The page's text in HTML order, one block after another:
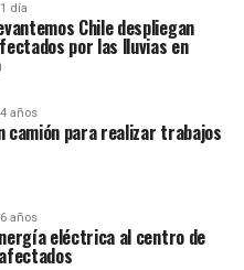
día
Chile despliegan
por las lluvias en
años
camión para realizar trabajos
años
eléctrica al centro de